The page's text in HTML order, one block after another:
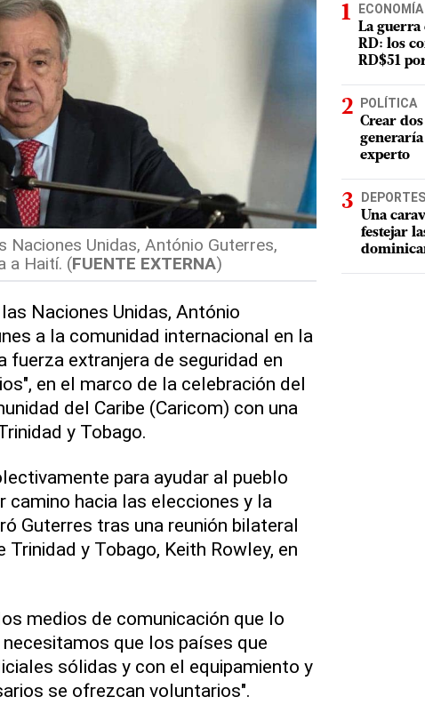
Naciones Unidas, António Guterres,
a Haití. (FUENTE EXTERNA)
Naciones Unidas, António
a la comunidad internacional en la
fuerza extranjera de seguridad en
en el marco de la celebración del
del Caribe (Caricom) con una
y Tobago.
para ayudar al pueblo
camino hacia las elecciones y la
Guterres tras una reunión bilateral
y Tobago, Keith Rowley, en
medios de comunicación que lo
que los países que
sólidas y con el equipamiento y
se ofrezcan voluntarios".
ECONOMÍA
La guerra
RD: los
RD$51
POLÍTICA
Crear
experto
DEPORTES
Una
festejar